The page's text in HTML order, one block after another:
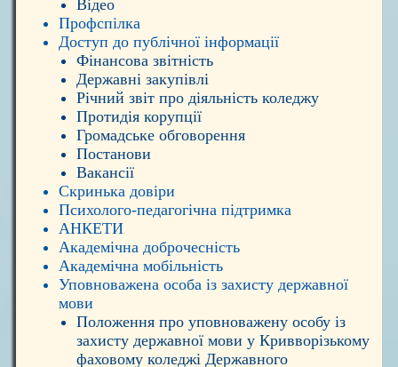
Відео
Профспілка
Доступ до публічної інформації
Фінансова звітність
Державні закупівлі
Річний звіт про діяльність коледжу
Протидія корупції
Громадське обговорення
Постанови
Вакансії
Скринька довіри
Психолого-педагогічна підтримка
АНКЕТИ
Академічна доброчесність
Академічна мобільність
Уповноважена особа із захисту державної
мови
Положення про уповноважену особу із
захисту державної мови у Кривворізькому
фаховому коледжі Державного